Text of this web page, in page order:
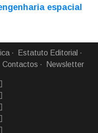
espacial
Estatuto Editorial
Contactos Newsletter